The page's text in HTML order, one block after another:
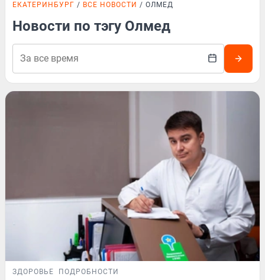
ЕКАТЕРИНБУРГ ВСЕ НОВОСТИ ОЛМЕД
Новости по тэгу Олмед
ЗДОРОВЬЕ ПОДРОБНОСТИ